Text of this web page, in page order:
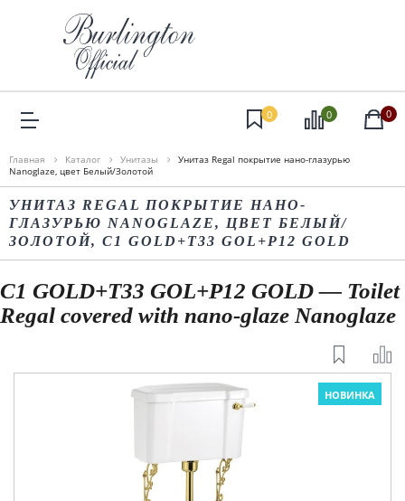
0 0 0
Главная Каталог Унитазы
Унитаз Regal покрытие нано-глазурью
Nanoglaze, цвет Белый/Золотой
УНИТАЗ REGAL ПОКРЫТИЕ НАНО-
ГЛАЗУРЬЮ NANOGLAZE, ЦВЕТ БЕЛЫЙ/
ЗОЛОТОЙ, C1 GOLD+T33 GOL+P12 GOLD
C1 GOLD+T33 GOL+P12 GOLD — Toilet
Regal covered with nano-glaze Nanoglaze
НОВИНКА